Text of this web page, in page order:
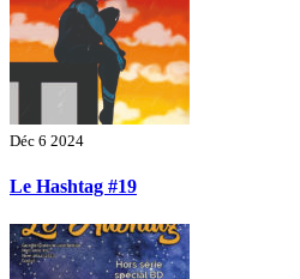
Déc 6 2024
Le Hashtag #19